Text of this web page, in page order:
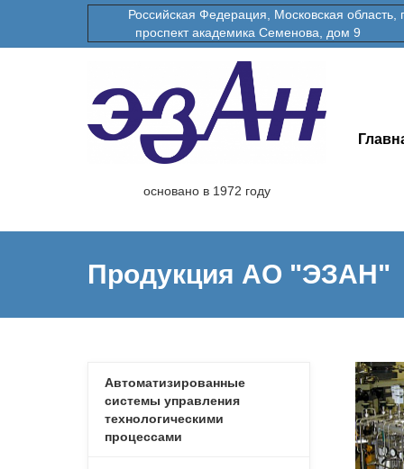
Российская Федерация, Московская область,
проспект академика Семенова, дом 9
основано в 1972 году
Продукция АО "ЭЗАН"
Автоматизированные
системы управления
технологическими
процессами